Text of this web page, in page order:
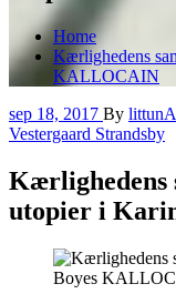
Home
Kærlighedens
KALLOCAIN
sep 18, 2017 By
Vestergaard Strandsby
Kærlighedens
utopier i